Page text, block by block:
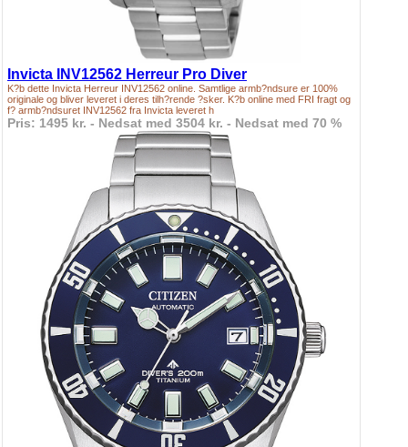
Invicta INV12562 Herreur Pro Diver
K?b dette Invicta Herreur INV12562 online. Samtlige armb?ndsure er 100%
originale og bliver leveret i deres tilh?rende ?sker. K?b online med FRI fragt og
f? armb?ndsuret INV12562 fra Invicta leveret h
Pris: 1495 kr. - Nedsat med 3504 kr. - Nedsat med 70 %